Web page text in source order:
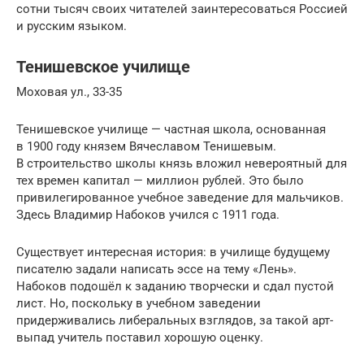
сотни тысяч своих читателей заинтересоваться Россией
и русским языком.
Тенишевское училище
Моховая ул., 33-35
Тенишевское училище — частная школа, основанная
в 1900 году князем Вячеславом Тенишевым.
В строительство школы князь вложил невероятный для
тех времен капитал — миллион рублей. Это было
привилегированное учебное заведение для мальчиков.
Здесь Владимир Набоков учился с 1911 года.
Существует интересная история: в училище будущему
писателю задали написать эссе на тему «Лень».
Набоков подошёл к заданию творчески и сдал пустой
лист. Но, поскольку в учебном заведении
придерживались либеральных взглядов, за такой арт-
выпад учитель поставил хорошую оценку.